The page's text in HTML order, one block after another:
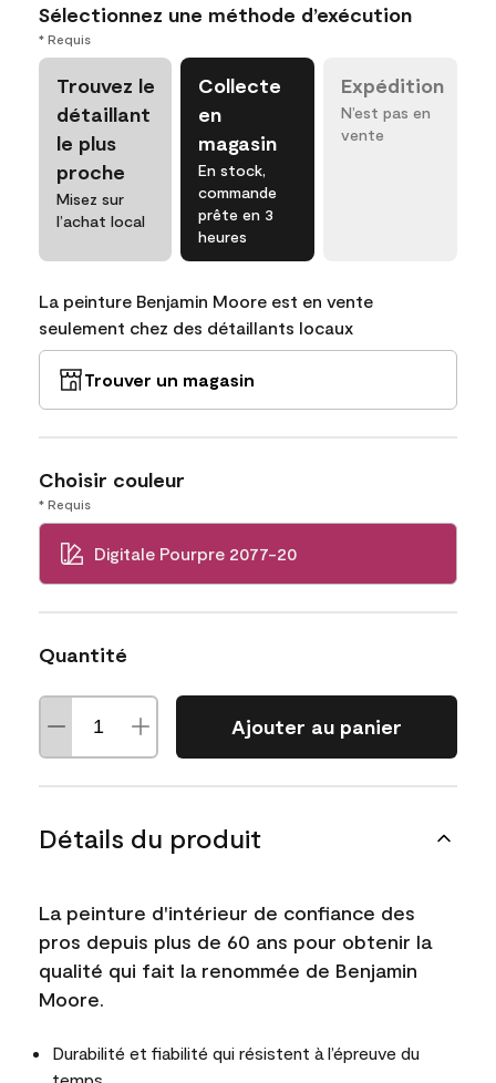
Sélectionnez une méthode d’exécution
* Requis
Trouvez le
détaillant
le plus
proche
Misez sur
l’achat local
Collecte
en
magasin
En stock,
commande
prête en 3
heures
Expédition
N’est pas en
vente
La peinture Benjamin Moore est en vente
seulement chez des détaillants locaux
Trouver un magasin
Choisir couleur
* Requis
Digitale Pourpre 2077-20
Quantité
Ajouter au panier
Détails du produit
La peinture d'intérieur de confiance des
pros depuis plus de 60 ans pour obtenir la
qualité qui fait la renommée de Benjamin
Moore.
Durabilité et fiabilité qui résistent à l’épreuve du
temps